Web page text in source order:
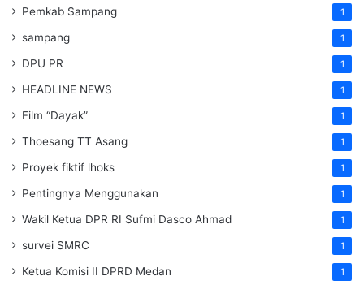
Pemkab Sampang 1
sampang 1
DPU PR 1
HEADLINE NEWS 1
Film “Dayak” 1
Thoesang TT Asang 1
Proyek fiktif lhoks 1
Pentingnya Menggunakan 1
Wakil Ketua DPR RI Sufmi Dasco Ahmad 1
survei SMRC 1
Ketua Komisi II DPRD Medan 1